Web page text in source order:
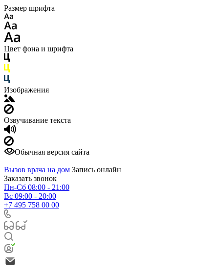
Размер шрифта
Цвет фона и шрифта
Изображения
Озвучивание текста
Обычная версия сайта
Вызов врача на дом Запись онлайн
Заказать звонок
Пн-Сб 08:00 - 21:00
Вс 09:00 - 20:00
+7 495 758 00 00